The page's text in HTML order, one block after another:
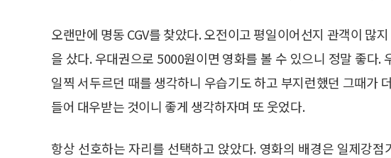
오랜만에 명동 CGV를 찾았다. 오전이고 평일이어선지 관객이 많
을 샀다. 우대권으로 5000원이면 영화를 볼 수 있으니 정말 좋다.
일찍 서두르던 때를 생각하니 우습기도 하고 부지런했던 그때가
들어 대우받는 것이니 좋게 생각하자며 또 웃었다.
항상 선호하는 자리를 선택하고 앉았다. 영화의 배경은 일제강